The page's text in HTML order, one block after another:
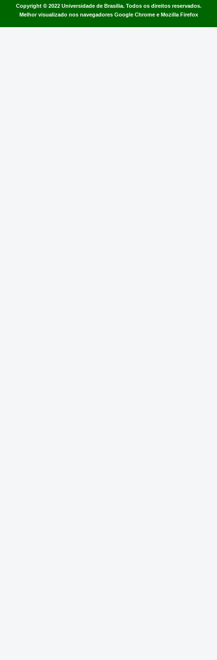
Copyright © 2022 Universidade de Brasília. Todos os direitos reservados.
Melhor visualizado nos navegadores Google Chrome e Mozilla Firefox